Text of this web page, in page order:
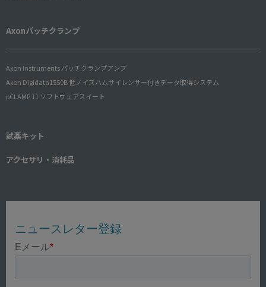
Axonパッチクランプ
Axon Instruments パッチクランプアンプ
Axon Digidata1550B 低ノイズハムサイレンサー付きデータ取得システム
pCLAMP 11 ソフトウェアスイート
試薬キット
アクセサリ・消耗品